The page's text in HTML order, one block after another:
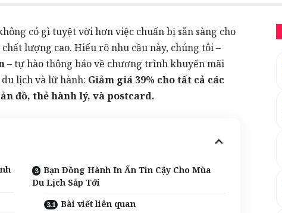
có gì tuyệt vời hơn việc chuẩn bị sẵn sàng cho
chất lượng cao. Hiểu rõ nhu cầu này, chúng tôi –
– tự hào thông báo về chương trình khuyến mãi
lịch và lữ hành: Giảm giá 39% cho tất cả các
đồ, thẻ hành lý, và postcard.
Bạn Đồng Hành In Ấn Tin Cậy Cho Mùa
Du Lịch Sắp Tới
Bài viết liên quan